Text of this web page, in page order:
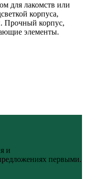
для лакомств или
корпуса,
Прочный корпус,
элементы.
и
первыми.